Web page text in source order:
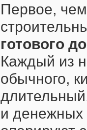
Первое, чем
готового
Каждый из
обычного,
и денежных